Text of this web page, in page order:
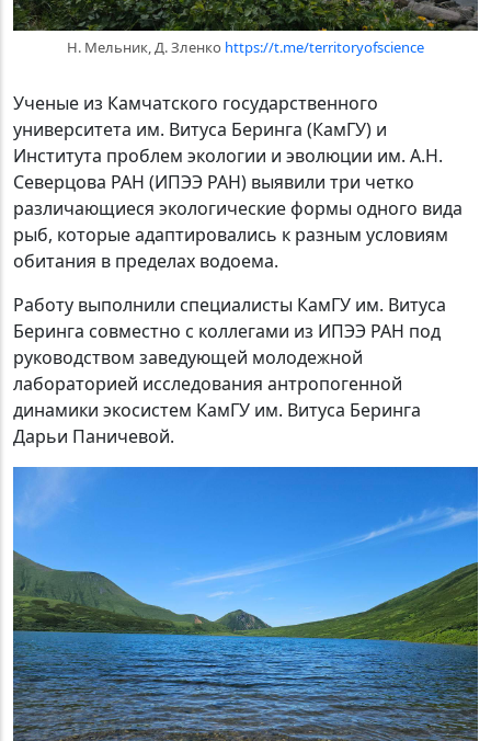
Н. Мельник, Д. Зленко https://t.me/territoryofscience
Ученые из Камчатского государственного
университета им. Витуса Беринга (КамГУ) и
Института проблем экологии и эволюции им. А.Н.
Северцова РАН (ИПЭЭ РАН) выявили три четко
различающиеся экологические формы одного вида
рыб, которые адаптировались к разным условиям
обитания в пределах водоема.
Работу выполнили специалисты КамГУ им. Витуса
Беринга совместно с коллегами из ИПЭЭ РАН под
руководством заведующей молодежной
лабораторией исследования антропогенной
динамики экосистем КамГУ им. Витуса Беринга
Дарьи Паничевой.